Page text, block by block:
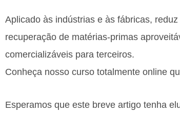
Aplicado às indústrias e às fábricas,
recuperação de matérias-primas
comercializáveis para terceiros.
Conheça nosso curso totalmente online
Esperamos que este breve artigo tenha